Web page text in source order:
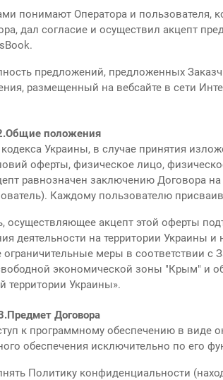
понимают Оператора и
дал согласие и осуществил акцепт
предложений, предложенных
размещенный на вебсайте в сети
Общие положения
Украины, в случае принятия
оферты, физическое лицо,
равнозначен заключению Договора
Каждому пользователю
акцепт этой оферты
деятельности на территории Украины
меры в соответствии с
экономической зоны "Крым" и
территории Украины».
Предмет Договора
к программному обеспечению в виде
обеспечения исключительно по его
Политику конфиденциальности